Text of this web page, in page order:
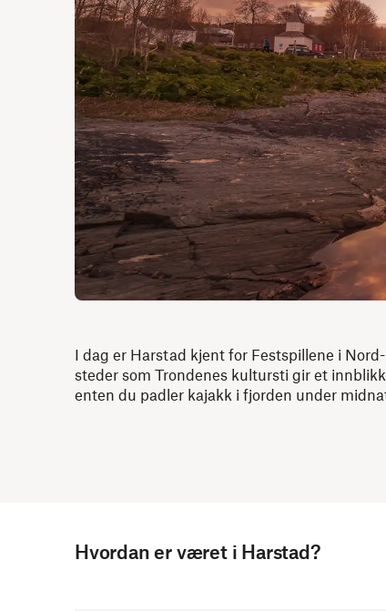
I dag er Harstad kjent for Festspillene i
steder som Trondenes kultursti gir et
enten du padler kajakk i fjorden under
Hvordan er været i Harstad?